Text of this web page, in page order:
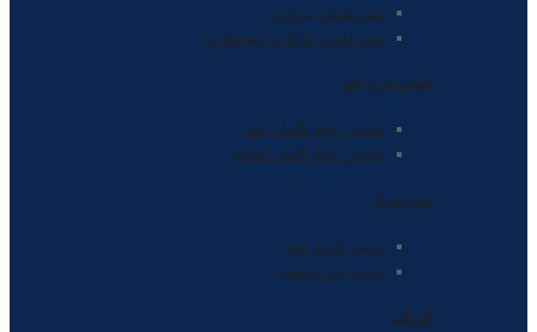
سرپلوس بیرونی
سرپلوس داخلی (مشعلی)
پلوس چرخ جلو
پلوس جلو کامل بلند
پلوس جلو کامل کوتاه
توپی چرخ
توپی چرخ جلو
توپی چرخ عقب
گردگیر